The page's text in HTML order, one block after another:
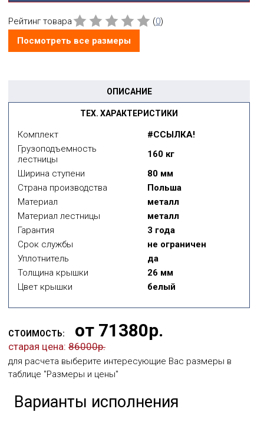
Рейтинг товара (0)
Посмотреть все размеры
ТЕХ. ХАРАКТЕРИСТИКИ
ОПИСАНИЕ
Комплект
#ССЫЛКА!
Грузоподъемность
лестницы
160 кг
Ширина ступени
80 мм
Страна производства
Польша
Материал
металл
Материал лестницы
металл
Гарантия
3 года
Срок службы
не ограничен
Уплотнитель
да
Толщина крышки
26 мм
Цвет крышки
белый
СТОИМОСТЬ: от 71380р.
старая цена: 86000р.
для расчета выберите интересующие Вас размеры в
таблице "Размеры и цены"
Варианты исполнения